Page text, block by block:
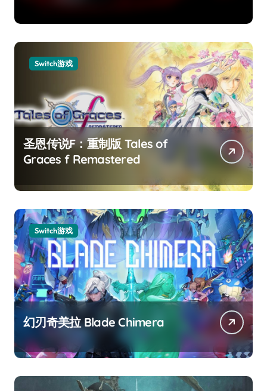
Switch游戏
圣恩传说F：重制版 Tales of
Graces f Remastered
Switch游戏
幻刃奇美拉 Blade Chimera